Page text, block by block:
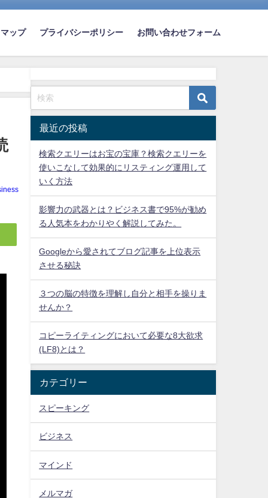
ップ プライバシーポリシー お問い合わせフォーム
最近の投稿
検索クエリーはお宝の宝庫？検索クエリーを
使いこなして効果的にリスティング運用して
いく方法
影響力の武器とは？ビジネス書で95%が勧め
る人気本をわかりやく解説してみた。
Googleから愛されてブログ記事を上位表示
させる秘訣
３つの脳の特徴を理解し自分と相手を操りま
せんか？
コピーライティングにおいて必要な8大欲求
(LF8)とは？
カテゴリー
スピーキング
ビジネス
マインド
メルマガ